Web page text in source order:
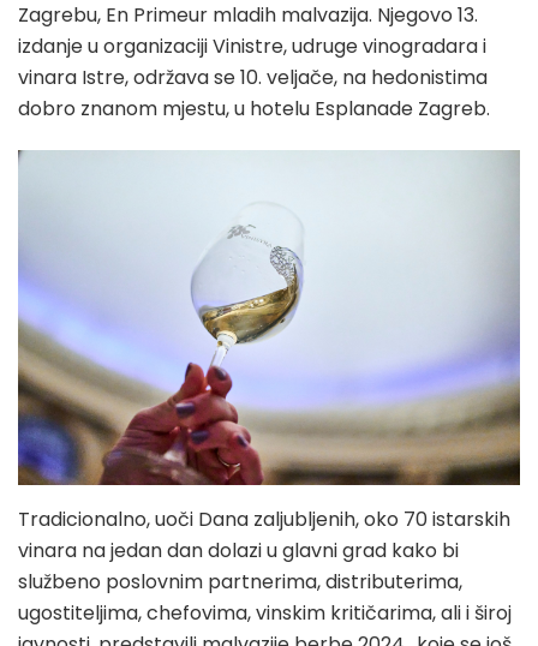
Zagrebu, En Primeur mladih malvazija. Njegovo 13.
izdanje u organizaciji Vinistre, udruge vinogradara i
vinara Istre, održava se 10. veljače, na hedonistima
dobro znanom mjestu, u hotelu Esplanade Zagreb.
Tradicionalno, uoči Dana zaljubljenih, oko 70 istarskih
vinara na jedan dan dolazi u glavni grad kako bi
službeno poslovnim partnerima, distributerima,
ugostiteljima, chefovima, vinskim kritičarima, ali i široj